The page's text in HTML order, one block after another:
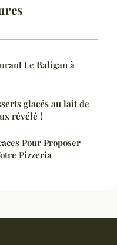
Le Baligan à
glacés au lait de
révélé !
Pour Proposer
Pizzeria